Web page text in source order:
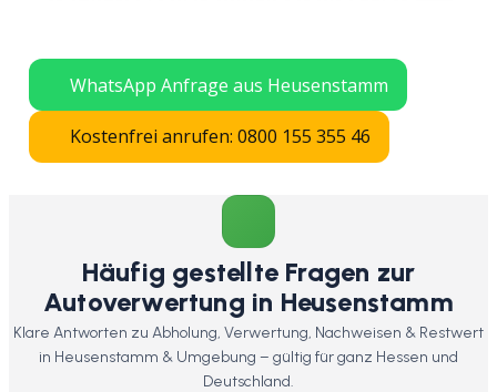
WhatsApp Anfrage aus Heusenstamm
Kostenfrei anrufen: 0800 155 355 46
Häufig gestellte Fragen zur
Autoverwertung in Heusenstamm
Klare Antworten zu Abholung, Verwertung, Nachweisen & Restwert
in Heusenstamm & Umgebung – gültig für ganz Hessen und
Deutschland.